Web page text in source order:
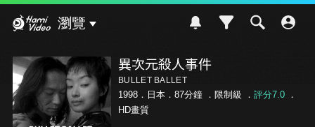
瀏覽
異次元殺人事件
BULLET BALLET
1998．日本．87分鐘 ． 限制級 ． 評分7.0．
HD畫質